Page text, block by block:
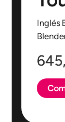
Inglés